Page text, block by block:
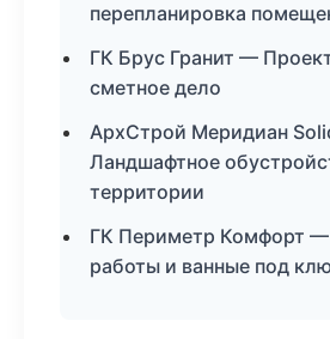
перепланировка
ГК Брус Гранит —
сметное дело
АрхСтрой Меридиан
Ландшафтное
территории
ГК Периметр Комфорт
работы и ванные под